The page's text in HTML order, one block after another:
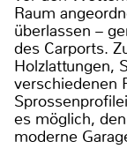
Raum
überlassen –
des Carports.
Holzlattungen,
verschiedenen
es möglich,
moderne